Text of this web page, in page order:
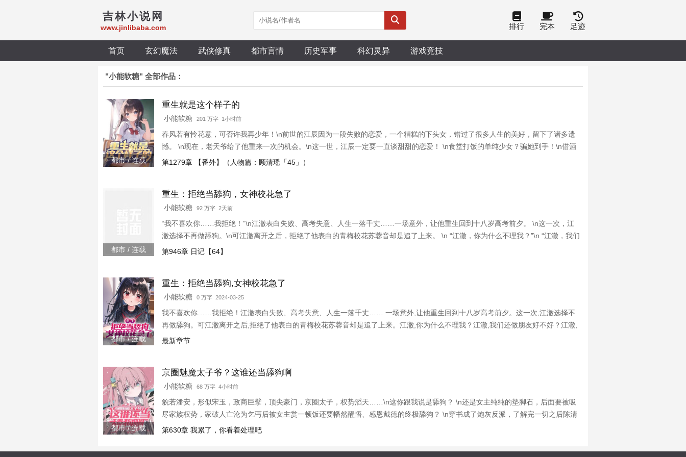
吉林小说网
www.jinlibaba.com 排行 完本 足迹
首页 玄幻魔法 武侠修真 都市言情 历史军事 科幻灵异 游戏竞技
"小能软糖" 全部作品：
都市 / 连载
重生就是这个样子的
小能软糖 201 万字 1小时前
春风若有怜花意，可否许我再少年！\n前世的江辰因为一段失败的恋爱，一个糟糕的下头女，错过了很多人生的美好，留下了诸多遗
憾。 \n现在，老天爷给了他重来一次的机会。\n这一世，江辰一定要一直谈甜甜的恋爱！ \n食堂打饭的单纯少女？骗她到手！\n借酒
消愁的高冷御姐？跟她回家！ \n而当单纯少女拿出黑卡；\n高冷御姐开着劳斯莱斯，化身高冷女总裁；\n江辰这才发现——\n完蛋！
第1279章 【番外】（人物篇：顾清瑶「45」）
都市 / 连载
重生：拒绝当舔狗，女神校花急了
小能软糖 92 万字 2天前
“我不喜欢你……我拒绝！”\n江澈表白失败、高考失意、人生一落千丈……一场意外，让他重生回到十八岁高考前夕。 \n这一次，江
澈选择不再做舔狗。\n可江澈离开之后，拒绝了他表白的青梅校花苏蓉音却是追了上来。 \n “江澈，你为什么不理我？”\n “江澈，我们
还做朋友好不好？”\n “江澈，我错了，我是喜欢你的，我接受你的表白……”\n江澈双手抱着后脑勺：“表白你拒绝，我走了，你又追什
第946章 日记【64】
都市 / 连载
重生：拒绝当舔狗,女神校花急了
小能软糖 0 万字 2024-03-25
我不喜欢你……我拒绝！江澈表白失败、高考失意、人生一落千丈…… 一场意外,让他重生回到十八岁高考前夕。这一次,江澈选择不
再做舔狗。可江澈离开之后,拒绝了他表白的青梅校花苏蓉音却是追了上来。江澈,你为什么不理我？江澈,我们还做朋友好不好？江澈,
我错了,我是喜欢你的,我接受你的表白……江澈双手抱着后脑勺：表白你拒绝,我走了,你又追什么？
最新章节
都市 / 连载
京圈魅魔太子爷？这谁还当舔狗啊
小能软糖 68 万字 4小时前
貌若潘安，形似宋玉，政商巨擘，顶尖豪门，京圈太子，权势滔天……\n这你跟我说是舔狗？ \n还是女主纯纯的垫脚石，后面要被吸
尽家族权势，家破人亡沦为乞丐后被女主赏一顿饭还要幡然醒悟、感恩戴德的终极舔狗？ \n穿书成了炮灰反派，了解完一切之后陈清
辞表示：论炸裂，果然还得看女频！ \n千万额度黑卡塞满钱包，价值十几亿的苏式园林宅院独居他一人，豪车名表琳琅满目，长相碾
第630章 我累了，你看着处理吧